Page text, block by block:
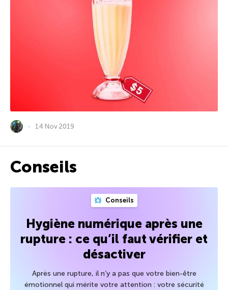
14 Nov 2019
Conseils
Conseils
Hygiène numérique après une
rupture : ce qu’il faut vérifier et
désactiver
Après une rupture, il n’y a pas que votre bien-être
émotionnel qui mérite votre attention : votre sécurité